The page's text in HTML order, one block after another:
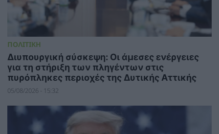
ΠΟΛΙΤΙΚΗ
Διυπουργική σύσκεψη: Οι άμεσες ενέργειες
για τη στήριξη των πληγέντων στις
πυρόπληκες περιοχές της Δυτικής Αττικής
05/08/2026 - 15:32